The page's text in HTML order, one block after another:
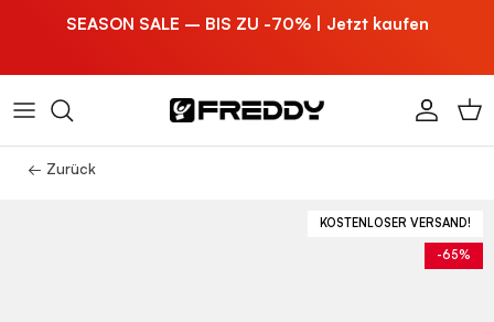
SEASON SALE – BIS ZU -70% | Jetzt kaufen
Konto
← Zurück
KOSTENLOSER VERSAND!
-65%